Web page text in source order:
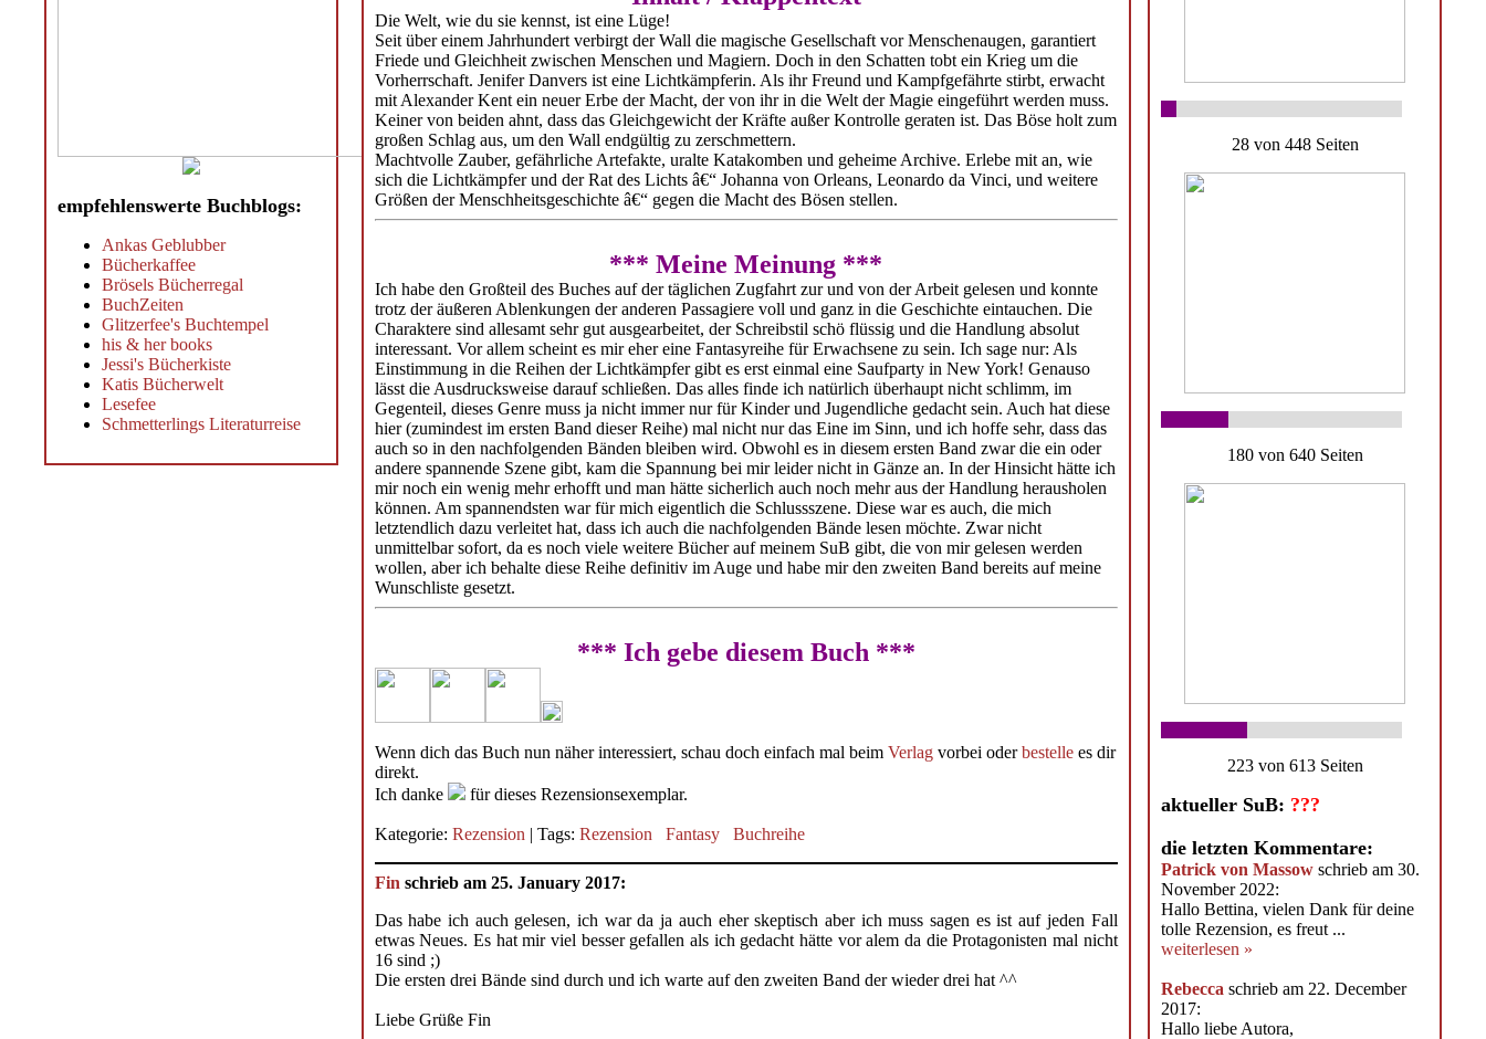
empfehlenswerte Buchblogs:
Ankas Geblubber
Bücherkaffee
Brösels Bücherregal
BuchZeiten
Glitzerfee's Buchtempel
his & her books
Jessi's Bücherkiste
Katis Bücherwelt
Lesefee
Schmetterlings Literaturreise
Die Welt, wie du sie kennst, ist eine Lüge!
Seit über einem Jahrhundert verbirgt der Wall die magische Gesellschaft vor Menschenaugen, garantiert
Friede und Gleichheit zwischen Menschen und Magiern. Doch in den Schatten tobt ein Krieg um die
Vorherrschaft. Jenifer Danvers ist eine Lichtkämpferin. Als ihr Freund und Kampfgefährte stirbt, erwacht
mit Alexander Kent ein neuer Erbe der Macht, der von ihr in die Welt der Magie eingeführt werden muss.
Keiner von beiden ahnt, dass das Gleichgewicht der Kräfte außer Kontrolle geraten ist. Das Böse holt zum
großen Schlag aus, um den Wall endgültig zu zerschmettern.
Machtvolle Zauber, gefährliche Artefakte, uralte Katakomben und geheime Archive. Erlebe mit an, wie
sich die Lichtkämpfer und der Rat des Lichts â€“ Johanna von Orleans, Leonardo da Vinci, und weitere
Größen der Menschheitsgeschichte â€“ gegen die Macht des Bösen stellen.
*** Meine Meinung ***
Ich habe den Großteil des Buches auf der täglichen Zugfahrt zur und von der Arbeit gelesen und konnte
trotz der äußeren Ablenkungen der anderen Passagiere voll und ganz in die Geschichte eintauchen. Die
Charaktere sind allesamt sehr gut ausgearbeitet, der Schreibstil schö flüssig und die Handlung absolut
interessant. Vor allem scheint es mir eher eine Fantasyreihe für Erwachsene zu sein. Ich sage nur: Als
Einstimmung in die Reihen der Lichtkämpfer gibt es erst einmal eine Saufparty in New York! Genauso
lässt die Ausdrucksweise darauf schließen. Das alles finde ich natürlich überhaupt nicht schlimm, im
Gegenteil, dieses Genre muss ja nicht immer nur für Kinder und Jugendliche gedacht sein. Auch hat diese
hier (zumindest im ersten Band dieser Reihe) mal nicht nur das Eine im Sinn, und ich hoffe sehr, dass das
auch so in den nachfolgenden Bänden bleiben wird. Obwohl es in diesem ersten Band zwar die ein oder
andere spannende Szene gibt, kam die Spannung bei mir leider nicht in Gänze an. In der Hinsicht hätte ich
mir noch ein wenig mehr erhofft und man hätte sicherlich auch noch mehr aus der Handlung herausholen
können. Am spannendsten war für mich eigentlich die Schlussszene. Diese war es auch, die mich
letztendlich dazu verleitet hat, dass ich auch die nachfolgenden Bände lesen möchte. Zwar nicht
unmittelbar sofort, da es noch viele weitere Bücher auf meinem SuB gibt, die von mir gelesen werden
wollen, aber ich behalte diese Reihe definitiv im Auge und habe mir den zweiten Band bereits auf meine
Wunschliste gesetzt.
*** Ich gebe diesem Buch ***
Wenn dich das Buch nun näher interessiert, schau doch einfach mal beim Verlagvorbei oderbestellees dir
direkt.
Ich danke
für dieses Rezensionsexemplar.
Kategorie: Rezension | Tags: Rezension Fantasy Buchreihe
Fin schrieb am 25. January 2017:
Das habe ich auch gelesen, ich war da ja auch eher skeptisch aber ich muss sagen es ist auf jeden Fall
etwas Neues. Es hat mir viel besser gefallen als ich gedacht hätte vor alem da die Protagonisten mal nicht
16 sind ;)
Die ersten drei Bände sind durch und ich warte auf den zweiten Band der wieder drei hat ^^
Liebe Grüße Fin
28 von 448 Seiten
180 von 640 Seiten
223 von 613 Seiten
aktueller SuB: ???
die letzten Kommentare:
Patrick von Massow schrieb am 30.
November 2022:
Hallo Bettina, vielen Dank für deine
tolle Rezension, es freut ...
weiterlesen »
Rebeccaschrieb am 22. December
2017:
Hallo liebe Autora,